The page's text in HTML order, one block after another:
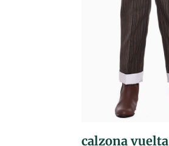
calzona vuelta